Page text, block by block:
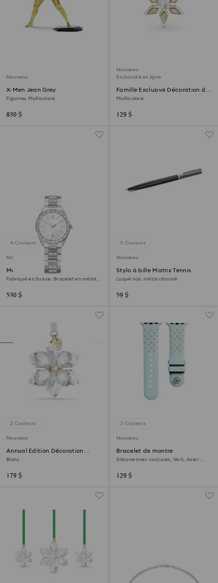
Nouveau
X-Men Jean Grey
Figurine, Multicolore
830 $
Nouveau
Exclusivité en ligne
Famille Exclusive Décoration de
Fête
Multicolore
129 $
4 Couleurs
Nouveau
Montre Matrix date
Fabriqué en Suisse, Bracelet en métal,
530 $
5 Couleurs
Nouveau
Stylo à bille Matrix Tennis
Laqué noir, métal chromé
59 $
2 Couleurs
Nouveau
Annual Edition Décoration
3D 2026
Blanc
179 $
3 Couleurs
Nouveau
Bracelet de montre
Silicone avec coutures, Vert, Acier
129 $